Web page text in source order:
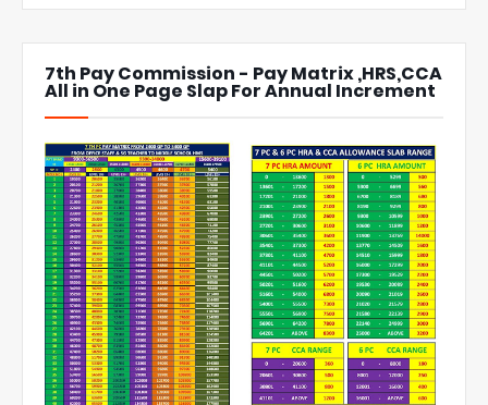
7th Pay Commission - Pay Matrix ,HRS,CCA
All in One Page Slap For Annual Increment